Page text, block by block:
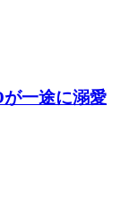
一途に溺愛